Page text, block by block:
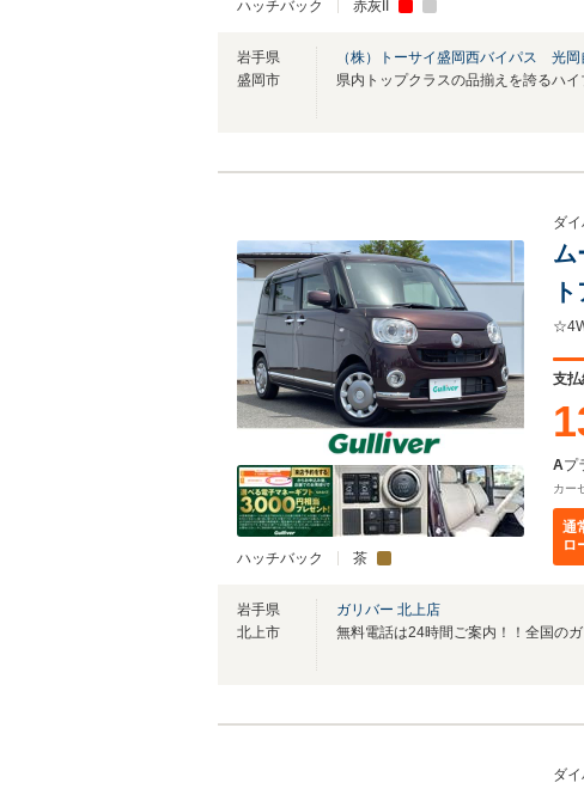
ハッチバック 赤灰II
岩手県
盛岡市
（株）トーサイ盛岡西バイパス 光
ハッチバック 茶
ダ
ム
支
Aプ
カー
通
ロ
岩手県
北上市
ガリバー 北上店
ダ